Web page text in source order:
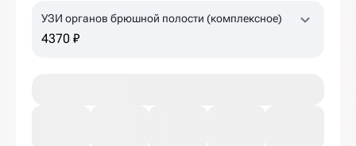
УЗИ органов брюшной полости (комплексное)
4370 ₽